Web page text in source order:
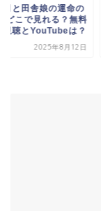
様の復讐大作戦 どこ
れる？無料全話視聴
やYouTube配信は？
2025年8月6日